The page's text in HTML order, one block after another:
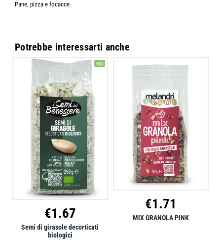
Pane, pizza e focacce
Potrebbe interessarti anche
BIO
€1.67
Semi di girasole decorticati
biologici
€1.71
MIX GRANOLA PINK